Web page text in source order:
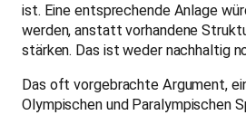
ist. Eine entsprechende Anlage
werden, anstatt vorhandene
stärken. Das ist weder nachhaltig
Das oft vorgebrachte Argument,
Olympischen und Paralympischen